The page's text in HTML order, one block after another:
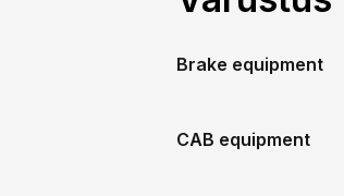
Brake equipment
CAB equipment